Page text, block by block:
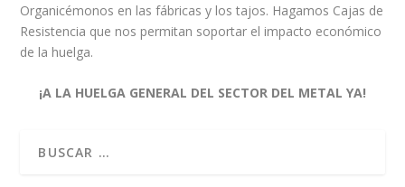
Organicémonos en las fábricas y los tajos. Hagamos Cajas de
Resistencia que nos permitan soportar el impacto económico
de la huelga.
¡A LA HUELGA GENERAL DEL SECTOR DEL METAL YA!